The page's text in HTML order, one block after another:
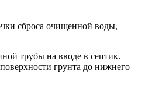
сброса очищенной воды,
трубы на вводе в септик.
грунта до нижнего